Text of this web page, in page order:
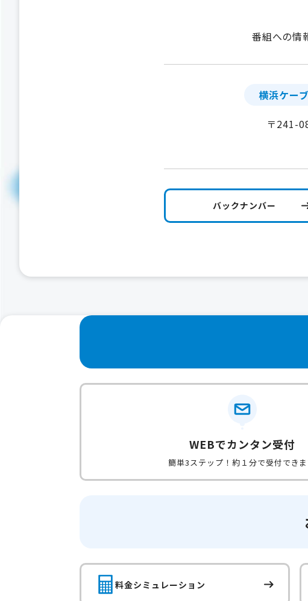
番組への情
横浜ケー
〒241-
バックナンバー
WEBでカンタン受付
簡単3ステップ！約１分で受付でき
料金シミュレーション